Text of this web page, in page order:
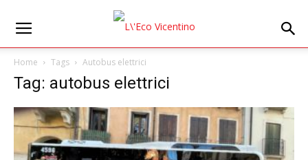
Home Tags Autobus elettrici
Tag: autobus elettrici